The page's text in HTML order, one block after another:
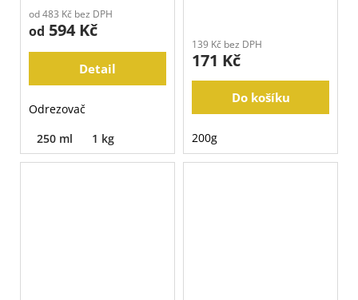
od 483 Kč bez DPH
od 594 Kč
Detail
Odrezovač
250 ml
1 kg
139 Kč bez DPH
171 Kč
Do košíku
200g